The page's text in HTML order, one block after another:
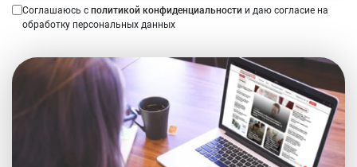
Соглашаюсь с политикой конфиденциальности и даю согласие на
обработку персональных данных